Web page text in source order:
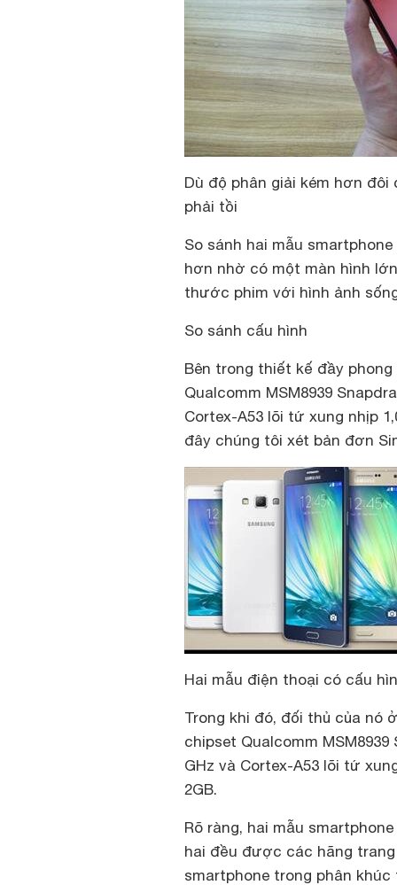
Dù độ phân giải kém hơn đôi
phải tồi
So sánh hai mẫu
hơn nhờ có một màn hình
thước phim với hình ảnh
So sánh cấu hình
Bên trong thiết kế đầy
Qualcomm MSM8939
Cortex-A53 lõi tứ xung nhịp
đây chúng tôi xét bản đơn
Hai mẫu điện thoại có cấu
Trong khi đó, đối thủ của nó
chipset Qualcomm
GHz và Cortex-A53 lõi tứ
2GB.
Rõ ràng, hai mẫu
hai đều được các hãng
smartphone trong phân khúc